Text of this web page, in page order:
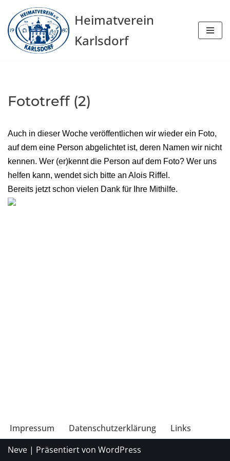
Zum
Inhalt
springen
Heimatverein
Karlsdorf
Fototreff (2)
Auch in dieser Woche veröffentlichen wir wieder ein Foto,
auf dem eine Person abgelichtet ist, deren Namen wir nicht
kennen. Wer (er)kennt die Person auf dem Foto? Wer uns
helfen kann, wendet sich bitte an Alois Riffel.
Bereits jetzt schon vielen Dank für Ihre Mithilfe.
Impressum Datenschutzerklärung
Links
Neve | Präsentiert von WordPress